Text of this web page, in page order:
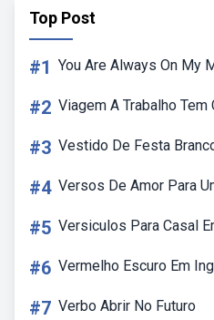
Top Post
#1 You Are Always On My
#2 Viagem A Trabalho Tem
#3 Vestido De Festa
#4 Versos De Amor Para
#5 Versiculos Para Casal
#6 Vermelho Escuro Em
#7 Verbo Abrir No Futuro